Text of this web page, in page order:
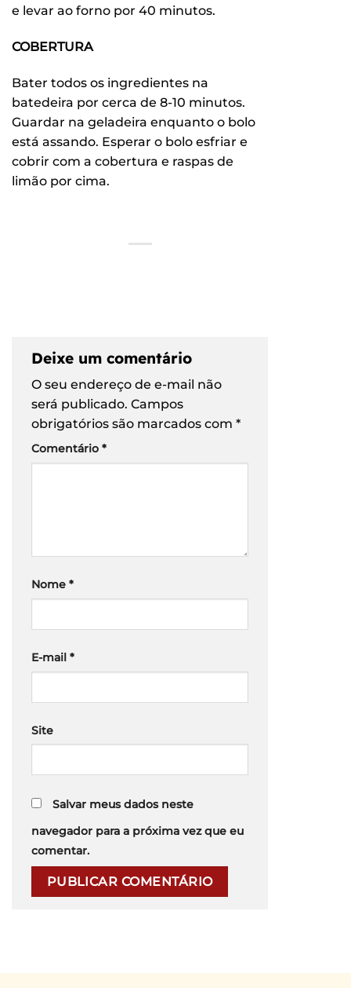
e levar ao forno por 40 minutos.
COBERTURA
Bater todos os ingredientes na
batedeira por cerca de 8-10 minutos.
Guardar na geladeira enquanto o bolo
está assando. Esperar o bolo esfriar e
cobrir com a cobertura e raspas de
limão por cima.
Deixe um comentário
O seu endereço de e-mail não
será publicado. Campos
obrigatórios são marcados com *
Comentário *
Nome *
E-mail *
Site
Salvar meus dados neste
navegador para a próxima vez que eu
comentar.